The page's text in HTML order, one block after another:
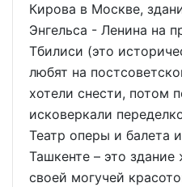
Кирова в Москве,
Энгельса - Ленина на
Тбилиси (это
любят на
хотели снести, потом
исковеркали
Театр оперы и балета
Ташкенте – это
своей могучей